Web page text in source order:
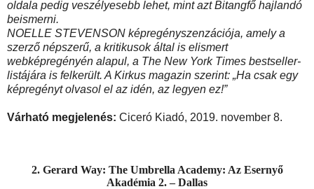
oldala pedig veszélyesebb lehet, mint azt Bitangfő hajlandó
beismerni.
NOELLE STEVENSON képregényszenzációja, amely a
szerző népszerű, a kritikusok által is elismert
webképregényén alapul, a The New York Times bestseller-
listájára is felkerült. A Kirkus magazin szerint: „Ha csak egy
képregényt olvasol el az idén, az legyen ez!”
Várható megjelenés: Ciceró Kiadó, 2019. november 8.
2. Gerard Way: The Umbrella Academy: Az Esernyő
Akadémia 2. – Dallas